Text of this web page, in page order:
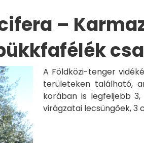
–
A Földközi-tenger
területeken található,
korában is legfeljebb
virágzatai lecsüngőek, 3